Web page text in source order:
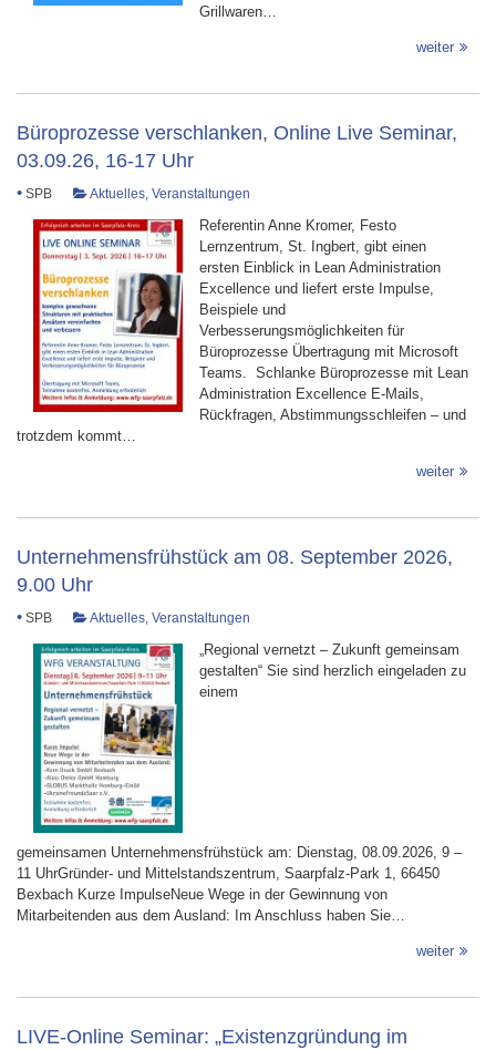
Grillwaren…
weiter
Büroprozesse verschlanken, Online Live Seminar,
03.09.26, 16-17 Uhr
• SPB Aktuelles, Veranstaltungen
Referentin Anne Kromer, Festo
Lernzentrum, St. Ingbert, gibt einen
ersten Einblick in Lean Administration
Excellence und liefert erste Impulse,
Beispiele und
Verbesserungsmöglichkeiten für
Büroprozesse Übertragung mit Microsoft
Teams. Schlanke Büroprozesse mit Lean
Administration Excellence E-Mails,
Rückfragen, Abstimmungsschleifen – und
trotzdem kommt…
weiter
Unternehmensfrühstück am 08. September 2026,
9.00 Uhr
• SPB Aktuelles, Veranstaltungen
„Regional vernetzt – Zukunft gemeinsam
gestalten“ Sie sind herzlich eingeladen zu
einem
gemeinsamen Unternehmensfrühstück am: Dienstag, 08.09.2026, 9 –
11 UhrGründer- und Mittelstandszentrum, Saarpfalz-Park 1, 66450
Bexbach Kurze ImpulseNeue Wege in der Gewinnung von
Mitarbeitenden aus dem Ausland: Im Anschluss haben Sie…
weiter
LIVE-Online Seminar: „Existenzgründung im